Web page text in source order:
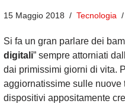
15 Maggio 2018 Tecnologia
Si fa un gran parlare dei
digitali” sempre attorniati
dai primissimi giorni di vita.
aggiornatissime sulle
dispositivi appositamente